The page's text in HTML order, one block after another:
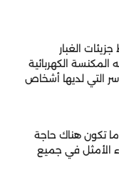
الغبار
الكهربائية
التي لديها أشخاص
تكون هناك حاجة
الأمثل في جميع